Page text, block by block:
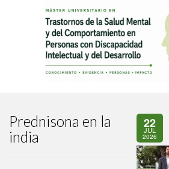
Prednisona en la
india
22
JUL
2026